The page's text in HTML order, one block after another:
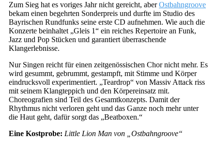
Zum Sieg hat es voriges Jahr nicht gereicht, aberOstbahngroove
bekam einen begehrten Sonderpreis und durfte im Studio des
Bayrischen Rundfunks seine erste CD aufnehmen. Wie auch die
Konzerte beinhaltet „Gleis 1“ ein reiches Repertoire an Funk,
Jazz und Pop Stücken und garantiert überraschende
Klangerlebnisse.
Nur Singen reicht für einen zeitgenössischen Chor nicht mehr. Es
wird gesummt, gebrummt, gestampft, mit Stimme und Körper
eindrucksvoll experimentiert. „Teardrop“ von Massiv Attack riss
mit seinem Klangteppich und den Körpereinsatz mit.
Choreografien sind Teil des Gesamtkonzepts. Damit der
Rhythmus nicht verloren geht und das Ganze noch mehr unter
die Haut geht, dafür sorgt das „Beatboxen.“
Eine Kostprobe: Little Lion Man von „Ostbahngroove“